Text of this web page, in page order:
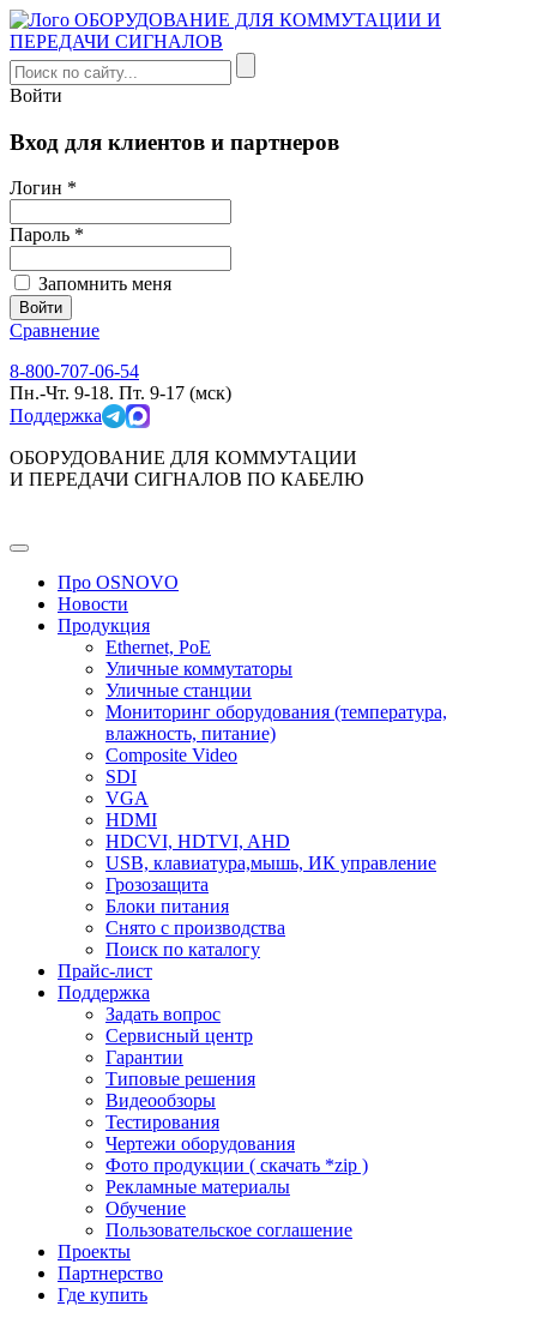
Войти
Вход для клиентов и партнеров
Логин *
Пароль *
Запомнить меня
Сравнение
8-800-707-06-54
Пн.-Чт. 9-18. Пт. 9-17 (мск)
Поддержка
ОБОРУДОВАНИЕ ДЛЯ КОММУТАЦИИ
И ПЕРЕДАЧИ СИГНАЛОВ ПО КАБЕЛЮ
Про OSNOVO
Новости
Продукция
Ethernet, PoE
Уличные коммутаторы
Уличные станции
Мониторинг оборудования (температура,
влажность, питание)
Composite Video
SDI
VGA
HDMI
HDCVI, HDTVI, AHD
USB, клавиатура,мышь, ИК управление
Грозозащита
Блоки питания
Снято с производства
Поиск по каталогу
Прайс-лист
Поддержка
Задать вопрос
Сервисный центр
Гарантии
Типовые решения
Видеообзоры
Тестирования
Чертежи оборудования
Фото продукции ( скачать *zip )
Рекламные материалы
Обучение
Пользовательское соглашение
Проекты
Партнерство
Где купить